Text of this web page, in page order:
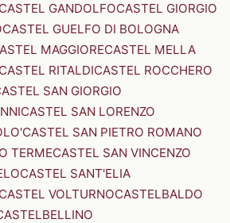
CASTEL GANDOLFOCASTEL GIORGIO
CASTEL GUELFO DI BOLOGNA
MAGGIORECASTEL MELLA
CASTEL RITALDICASTEL ROCCHERO
SAN GIORGIO
CASTEL SAN LORENZO
CASTEL SAN PIETRO ROMANO
TERMECASTEL SAN VINCENZO
CASTEL SANT'ELIA
CASTEL VOLTURNOCASTELBALDO